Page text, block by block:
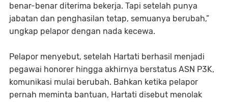
benar-benar diterima bekerja. Tapi setelah punya
jabatan dan penghasilan tetap, semuanya berubah,”
ungkap pelapor dengan nada kecewa.
Pelapor menyebut, setelah Hartati berhasil menjadi
pegawai honorer hingga akhirnya berstatus ASN P3K,
komunikasi mulai berubah. Bahkan ketika pelapor
pernah meminta bantuan, Hartati disebut menolak